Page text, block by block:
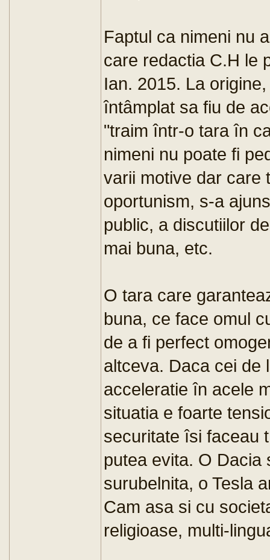
Faptul ca nimeni nu
care redactia C.H le
Ian. 2015. La
întâmplat sa fiu de
"traim într-o tara în
nimeni nu poate fi
varii motive dar care
oportunism, s-a
public, a discutiilor
mai buna, etc.
O tara care
buna, ce face omul
de a fi perfect
altceva. Daca cei de
acceleratie în acele
situatia e foarte
securitate îsi faceau
putea evita. O Dacia
surubelnita, o Tesla
Cam asa si cu
religioase, multi-